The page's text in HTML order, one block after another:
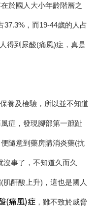
於國人大小年齡階層之
37.3%，而19-44歲的人占
得到尿酸(痛風)症，真是
養及檢驗，所以並不知道
症，發現腳部第一蹠趾
隨意到藥房購消炎藥(抗
事了，不知道久而久
酐酸上升)，這也是國人
(痛風)症 ，雖不致於威脅